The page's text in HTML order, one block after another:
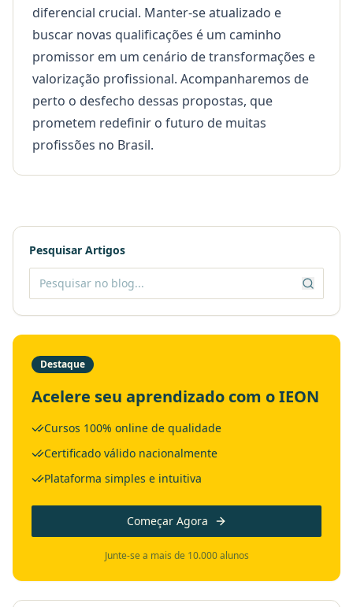
diferencial crucial. Manter-se atualizado e
buscar novas qualificações é um caminho
promissor em um cenário de transformações e
valorização profissional. Acompanharemos de
perto o desfecho dessas propostas, que
prometem redefinir o futuro de muitas
profissões no Brasil.
Pesquisar Artigos
Destaque
Acelere seu aprendizado com o IEON
Cursos 100% online de qualidade
Certificado válido nacionalmente
Plataforma simples e intuitiva
Começar Agora
Junte-se a mais de 10.000 alunos